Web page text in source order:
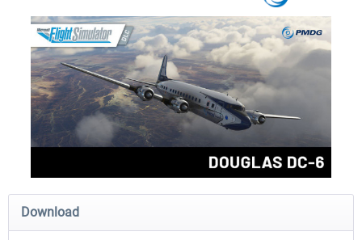
FlightSim Studio - E-Jets 170/175 Aerosoft Aircraft A340-
Download